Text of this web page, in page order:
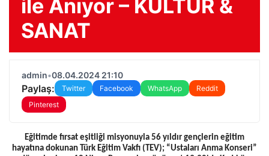
ile Anıyor – KÜLTÜR &
SANAT
admin•08.04.2024 21:10
Paylaş: Twitter Facebook WhatsApp
Reddit
Pinterest
Eğitimde fırsat eşitliği misyonuyla 56 yıldır gençlerin eğitim
hayatına dokunan Türk Eğitim Vakfı (TEV); “Ustaları Anma Konseri”